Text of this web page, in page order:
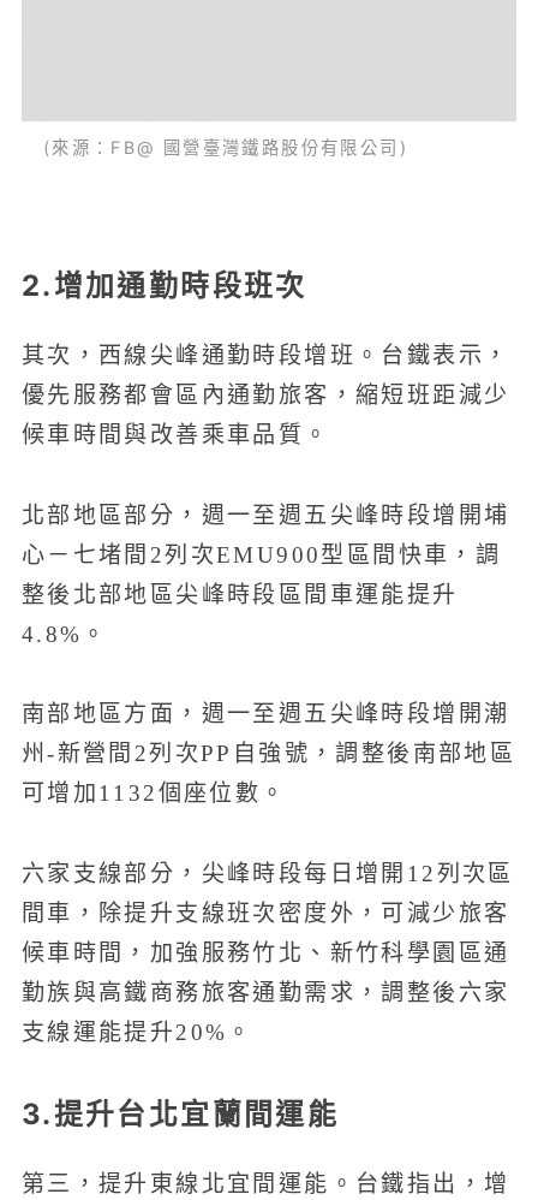
(來源：FB@ 國營臺灣鐵路股份有限公司)
2.增加通勤時段班次
其次，西線尖峰通勤時段增班。台鐵表示，
優先服務都會區內通勤旅客，縮短班距減少
候車時間與改善乘車品質。
北部地區部分，週一至週五尖峰時段增開埔
心－七堵間2列次EMU900型區間快車，調
整後北部地區尖峰時段區間車運能提升
4.8%。
南部地區方面，週一至週五尖峰時段增開潮
州-新營間2列次PP自強號，調整後南部地區
可增加1132個座位數。
六家支線部分，尖峰時段每日增開12列次區
間車，除提升支線班次密度外，可減少旅客
候車時間，加強服務竹北、新竹科學園區通
勤族與高鐵商務旅客通勤需求，調整後六家
支線運能提升20%。
3.提升台北宜蘭間運能
第三，提升東線北宜間運能。台鐵指出，增